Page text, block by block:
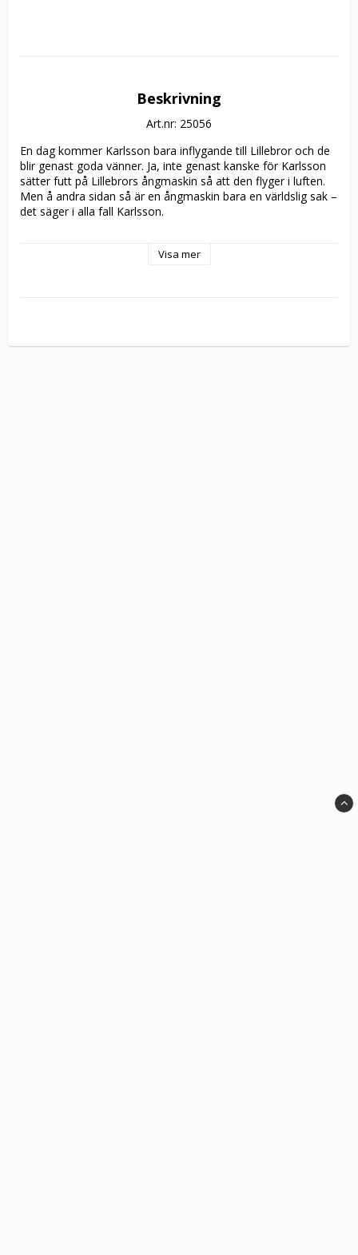
Beskrivning
Art.nr: 25056
En dag kommer Karlsson bara inflygande till Lillebror och de
blir genast goda vänner. Ja, inte genast kanske för Karlsson
sätter futt på Lillebrors ångmaskin så att den flyger i luften.
Men å andra sidan så är en ångmaskin bara en världslig sak –
det säger i alla fall Karlsson.
honom dit. Det finns en massa spännande saker uppe på
Karlsson är bra på det mesta, tycker han själv i alla fall. En
Visa mer